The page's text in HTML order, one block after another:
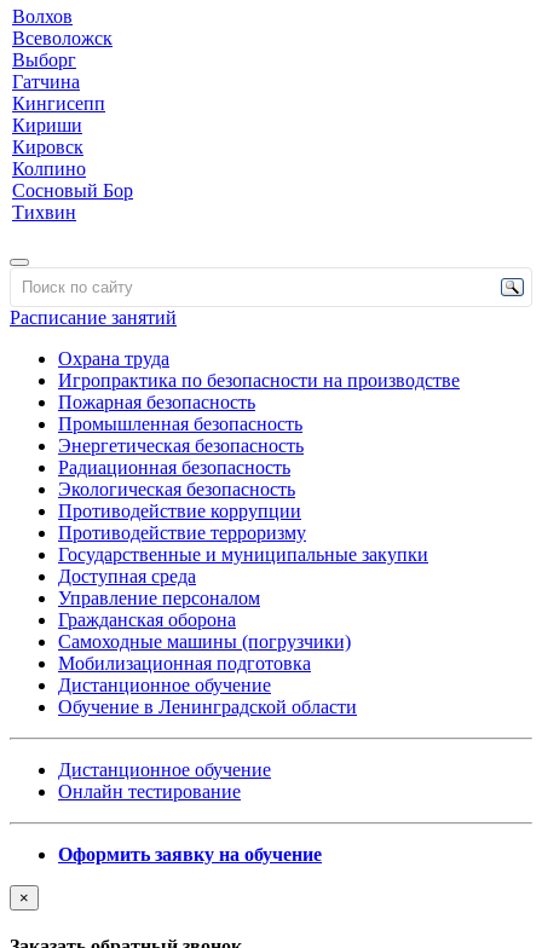
Волхов
Всеволожск
Выборг
Гатчина
Кингисепп
Кириши
Кировск
Колпино
Сосновый Бор
Тихвин
Расписание занятий
Охрана труда
Игропрактика по безопасности на производстве
Пожарная безопасность
Промышленная безопасность
Энергетическая безопасность
Радиационная безопасность
Экологическая безопасность
Противодействие коррупции
Противодействие терроризму
Государственные и муниципальные закупки
Доступная среда
Управление персоналом
Гражданская оборона
Самоходные машины (погрузчики)
Мобилизационная подготовка
Дистанционное обучение
Обучение в Ленинградской области
Дистанционное обучение
Онлайн тестирование
Оформить заявку на обучение
×